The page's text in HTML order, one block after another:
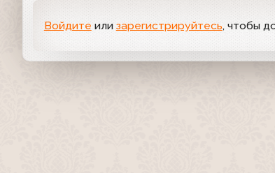
Войдите или зарегистрируйтесь, чтобы